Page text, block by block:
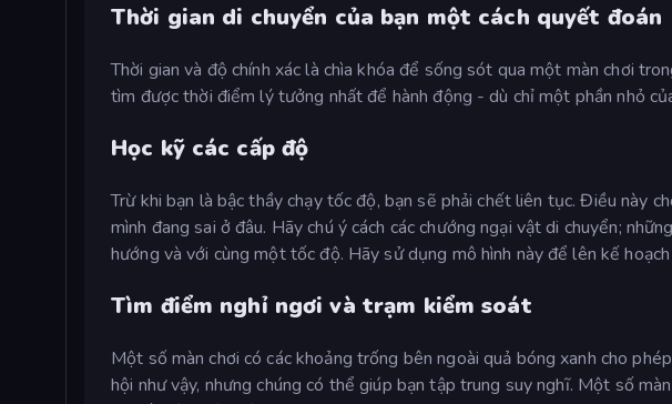
Thời gian di chuyển của bạn một cách quyết đoán
Thời gian và độ chính xác là chìa khóa để sống sót qua một màn chơi
tìm được thời điểm lý tưởng nhất để hành động - dù chỉ một phần nhỏ
Học kỹ các cấp độ
Trừ khi bạn là bậc thầy chạy tốc độ, bạn sẽ phải chết liên tục. Điều này
mình đang sai ở đâu. Hãy chú ý cách các chướng ngại vật di chuyển;
hướng và với cùng một tốc độ. Hãy sử dụng mô hình này để lên kế
Tìm điểm nghỉ ngơi và trạm kiểm soát
Một số màn chơi có các khoảng trống bên ngoài quả bóng xanh cho
hội như vậy, nhưng chúng có thể giúp bạn tập trung suy nghĩ. Một số